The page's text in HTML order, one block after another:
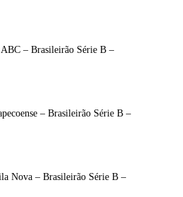
– Brasileirão Série B –
– Brasileirão Série B –
Nova – Brasileirão Série B –